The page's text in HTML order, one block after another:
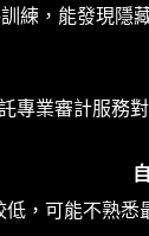
練，能發現隱
專業審計服務
低，可能不熟悉